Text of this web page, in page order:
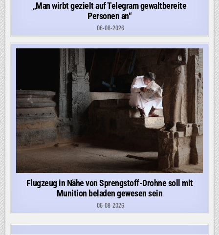
„Man wirbt gezielt auf Telegram gewaltbereite
Personen an“
06-08-2026
Flugzeug in Nähe von Sprengstoff-Drohne soll mit
Munition beladen gewesen sein
06-08-2026